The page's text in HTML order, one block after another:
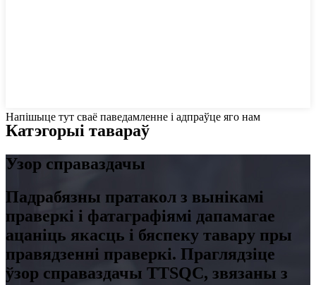
Напішыце тут сваё паведамленне і адпраўце яго нам
Катэгорыі тавараў
Узор справаздачы
Падрабязны пратакол з вынікамі
праверкі і фатаграфіямі дапамагае
ацаніць якасць і бяспеку тавару пры
правядзенні праверкі. Праглядзіце
ўзор справаздачы TTSQC, звязаны з